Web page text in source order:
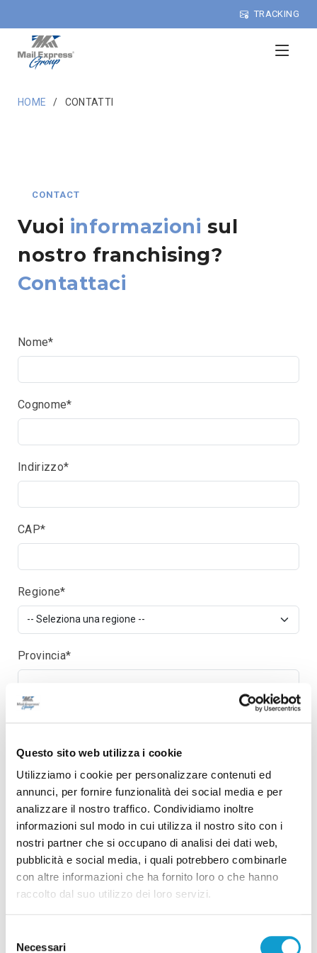
Questo sito web utilizza i cookie
Utilizziamo i cookie per personalizzare contenuti ed
annunci, per fornire funzionalità dei social media e per
analizzare il nostro traffico. Condividiamo inoltre
informazioni sul modo in cui utilizza il nostro sito con i
nostri partner che si occupano di analisi dei dati web,
pubblicità e social media, i quali potrebbero combinarle
con altre informazioni che ha fornito loro o che hanno
raccolto dal suo utilizzo dei loro servizi.
delNecessari
TRACKING
HOME CONTATTI
CONTACT
Vuoi informazioni sul
nostro franchising?
Contattaci
Nome*
Cognome*
Indirizzo*
CAP*
Regione*
Provincia*
Telefono
Cellulare*